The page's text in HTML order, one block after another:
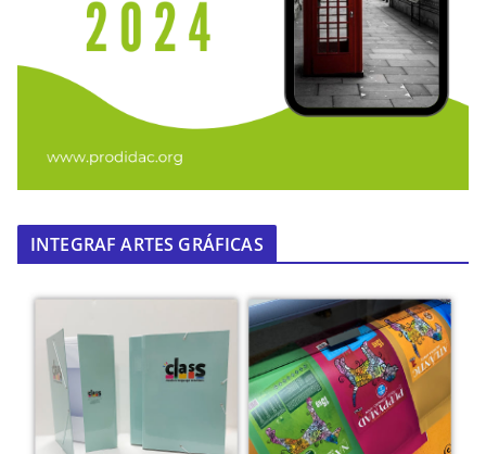
INTEGRAF ARTES GRÁFICAS